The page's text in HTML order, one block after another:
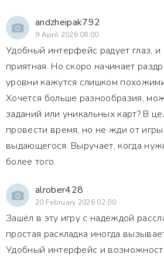
andzheipak792
9 April 2026 08:00
Удобный интерфейс радует глаз,
приятная. Но скоро начинает
уровни кажутся слишком похожими
Хочется больше разнообразия,
заданий или уникальных карт? В
провести время, но не жди от
выдающегося. Выручает, когда
более того.
alrober428
20 February 2026 02:00
Зашёл в эту игру с надеждой
простая раскладка иногда
Удобный интерфейс и